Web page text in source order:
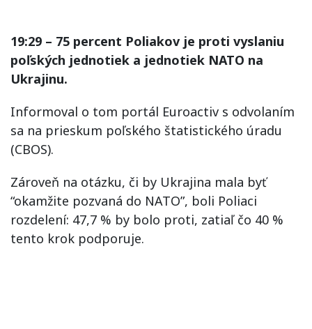
19:29 – 75 percent Poliakov je proti vyslaniu
poľských jednotiek a jednotiek NATO na
Ukrajinu.
Informoval o tom portál Euroactiv s odvolaním
sa na prieskum poľského štatistického úradu
(CBOS).
Zároveň na otázku, či by Ukrajina mala byť
“okamžite pozvaná do NATO”, boli Poliaci
rozdelení: 47,7 % by bolo proti, zatiaľ čo 40 %
tento krok podporuje.